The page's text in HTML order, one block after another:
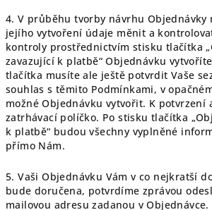
4. V průběhu tvorby návrhu Objednávky
jejího vytvoření údaje měnit a
kontroly prostřednictvím stisku tlačítka
zavazující k platbě“ Objednávku
tlačítka musíte ale ještě potvrdit Vaše
souhlas s těmito Podmínkami, v
možné Objednávku vytvořit. K potvrzení
zatrhávací políčko. Po stisku tlačítka
k platbě“ budou všechny vyplněné
přímo Nám.
5. Vaši Objednávku Vám v co nejkratší
bude doručena, potvrdíme zprávou
mailovou adresu zadanou v